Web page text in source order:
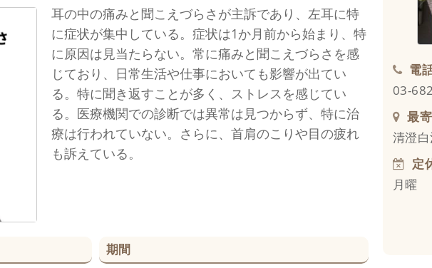
耳の中の痛みと聞こえづらさが主訴であり、左耳に特
に症状が集中している。症状は1か月前から始まり、特
に原因は見当たらない。常に痛みと聞こえづらさを感
じており、日常生活や仕事においても影響が出てい
る。特に聞き返すことが多く、ストレスを感じてい
る。医療機関での診断では異常は見つからず、特に治
療は行われていない。さらに、首肩のこりや目の疲れ
も訴えている。
期間
電
03-
最
清澄
定
月曜